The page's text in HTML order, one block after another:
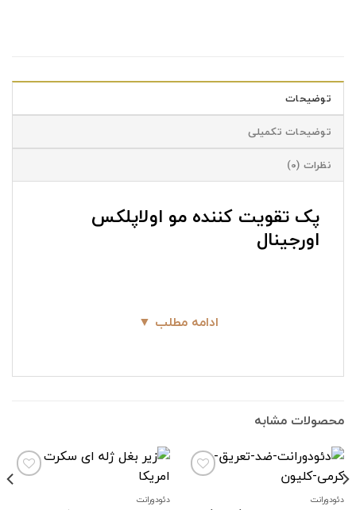
توضیحات
توضیحات تکمیلی
نظرات (0)
پک تقویت کننده مو اولاپلکس
اورجینال
ادامه مطلب ▼
محصولات مشابه
دئودورانت دئودورانت